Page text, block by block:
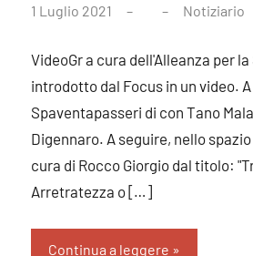
1 Luglio 2021 Notiziario
VideoGr a cura dell'Alleanza per
introdotto dal Focus in un video.
Spaventapasseri di con Tano
Digennaro. A seguire, nello
cura di Rocco Giorgio dal titolo:
Arretratezza o […]
Continua a leggere